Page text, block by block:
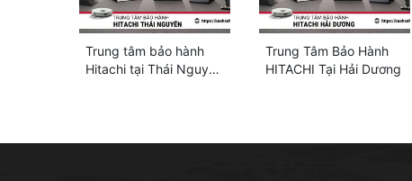
Trung tâm bảo hành
Hitachi tại Thái Nguyên
Trung Tâm Bảo Hành
HITACHI Tại Hải Dương